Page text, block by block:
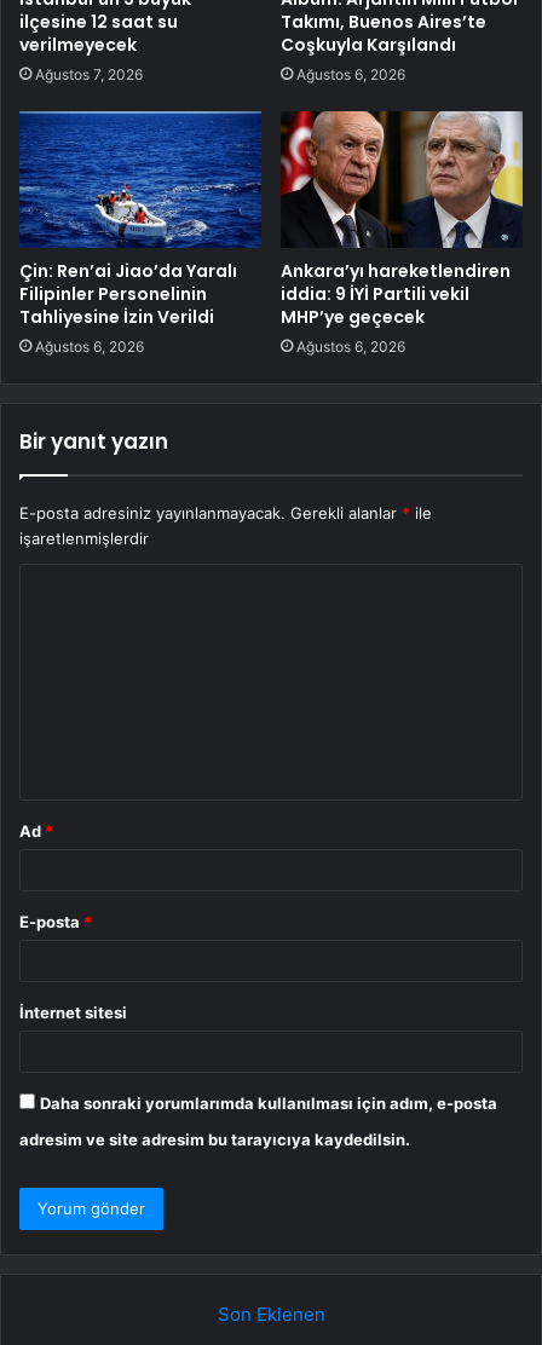
ilçesine 12 saat su
verilmeyecek
Ağustos 7, 2026
Takımı, Buenos Aires’te
Coşkuyla Karşılandı
Ağustos 6, 2026
Çin: Ren’ai Jiao’da Yaralı
Filipinler Personelinin
Tahliyesine İzin Verildi
Ağustos 6, 2026
Ankara’yı hareketlendiren
iddia: 9 İYİ Partili vekil
MHP’ye geçecek
Ağustos 6, 2026
Bir yanıt yazın
E-posta adresiniz yayınlanmayacak. Gerekli alanlar * ile
işaretlenmişlerdir
Ad *
E-posta *
İnternet sitesi
Daha sonraki yorumlarımda kullanılması için adım, e-posta
adresim ve site adresim bu tarayıcıya kaydedilsin.
Son Eklenen